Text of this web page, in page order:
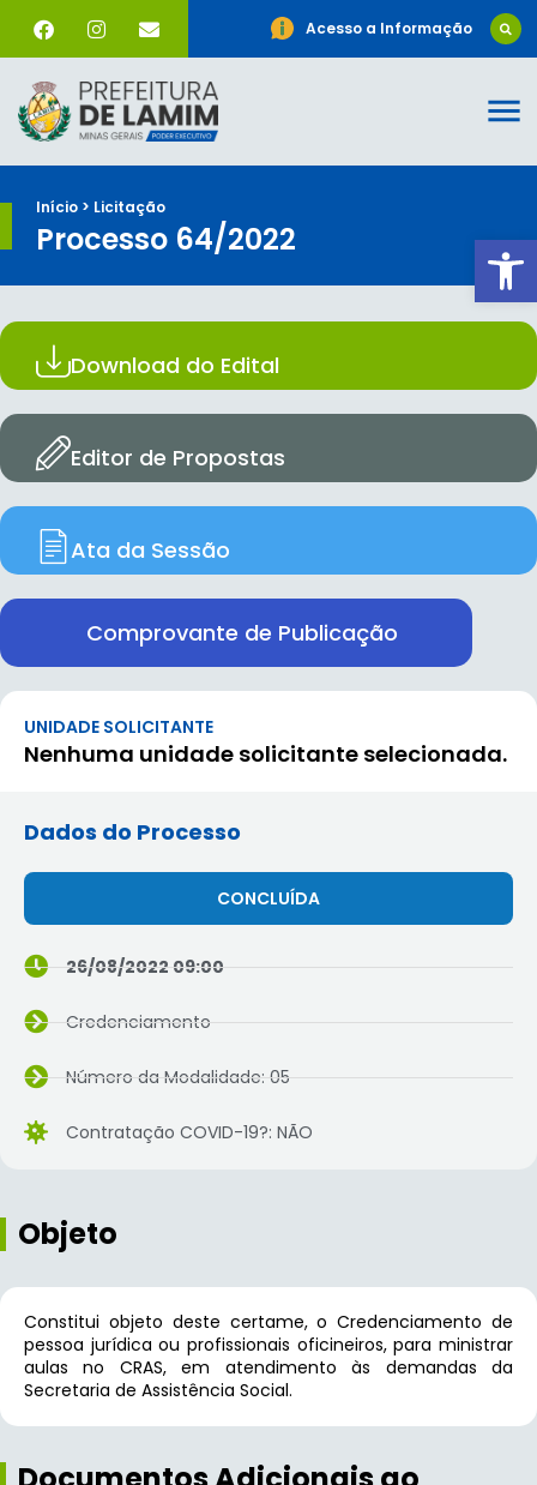
Acesso a Informação
Início > Licitação
Processo 64/2022
Download do Edital
Editor de Propostas
Ata da Sessão
Comprovante de Publicação
UNIDADE SOLICITANTE
Nenhuma unidade solicitante selecionada.
Dados do Processo
CONCLUÍDA
26/08/2022 09:00
Credenciamento
Número da Modalidade: 05
Contratação COVID-19?: NÃO
Objeto
Constitui objeto deste certame, o Credenciamento de
pessoa jurídica ou profissionais oficineiros, para ministrar
aulas no CRAS, em atendimento às demandas da
Secretaria de Assistência Social.